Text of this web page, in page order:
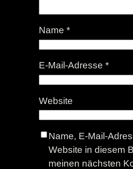
Name *
E-Mail-Adresse *
Website
Name, E-Mail-
Website in diesem
meinen nächsten